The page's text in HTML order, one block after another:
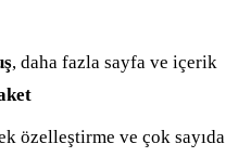
, daha fazla sayfa ve içerik
özelleştirme ve çok sayıda